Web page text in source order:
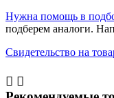
Нужна помощь в
подберем аналоги.
Свидетельство на
 